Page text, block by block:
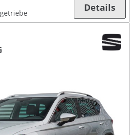
Details